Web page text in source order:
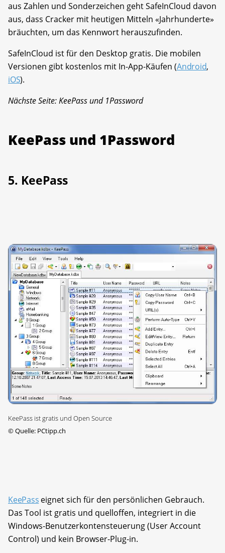
aus Zahlen und Sonderzeichen geht SafeInCloud davon
aus, dass Cracker mit heutigen Mitteln «Jahrhunderte»
bräuchten, um das Kennwort herauszufinden.
SafeInCloud ist für den Desktop gratis. Die mobilen
Versionen gibt kostenlos mit In-App-Käufen (Android,
iOS).
Nächste Seite: KeePass und 1Password
KeePass und 1Password
5. KeePass
KeePass ist gratis und Open Source
©Quelle: PCtipp.ch
KeePass eignet sich für den persönlichen Gebrauch.
Das Tool ist gratis und quelloffen, integriert in die
Windows-Benutzerkontensteuerung (User Account
Control) und kein Browser-Plug-in.